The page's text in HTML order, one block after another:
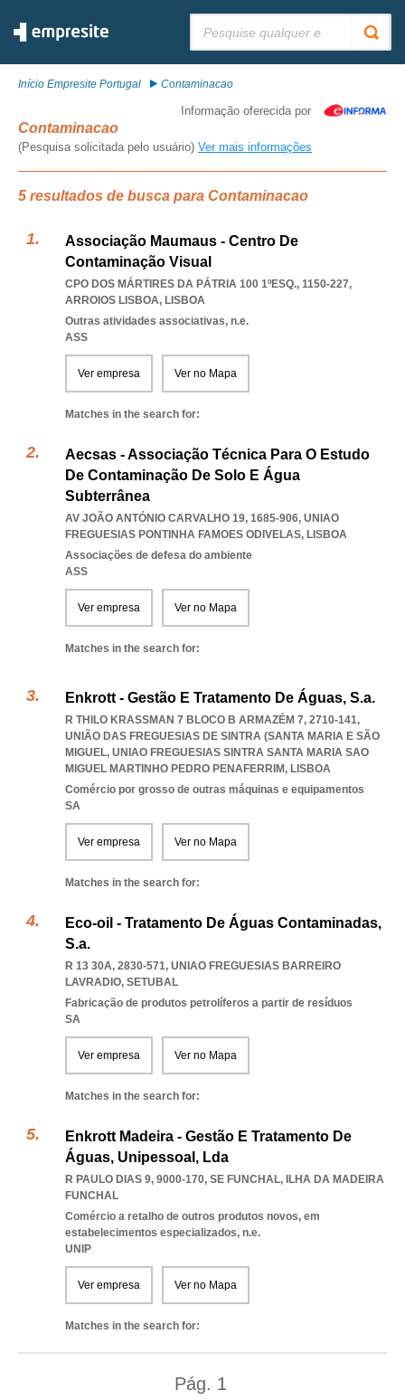
Início Empresite Portugal Contaminacao
Informação oferecida por
Contaminacao
(Pesquisa solicitada pelo usuário) Ver mais informações
5 resultados de busca para Contaminacao
Associação Maumaus - Centro De
Contaminação Visual
CPO DOS MÁRTIRES DA PÁTRIA 100 1ºESQ., 1150-227,
ARROIOS LISBOA, LISBOA
Outras atividades associativas, n.e.
ASS
Ver empresa Ver no Mapa
Matches in the search for:
Aecsas - Associação Técnica Para O Estudo
De Contaminação De Solo E Água
Subterrânea
AV JOÃO ANTÓNIO CARVALHO 19, 1685-906, UNIAO
FREGUESIAS PONTINHA FAMOES ODIVELAS, LISBOA
Associações de defesa do ambiente
ASS
Ver empresa Ver no Mapa
Matches in the search for:
Enkrott - Gestão E Tratamento De Águas, S.a.
R THILO KRASSMAN 7 BLOCO B ARMAZÉM 7, 2710-141,
UNIÃO DAS FREGUESIAS DE SINTRA (SANTA MARIA E SÃO
MIGUEL, UNIAO FREGUESIAS SINTRA SANTA MARIA SAO
MIGUEL MARTINHO PEDRO PENAFERRIM, LISBOA
Comércio por grosso de outras máquinas e equipamentos
SA
Ver empresa Ver no Mapa
Matches in the search for:
Eco-oil - Tratamento De Águas Contaminadas,
S.a.
R 13 30A, 2830-571, UNIAO FREGUESIAS BARREIRO
LAVRADIO, SETUBAL
Fabricação de produtos petrolíferos a partir de resíduos
SA
Ver empresa Ver no Mapa
Matches in the search for:
Enkrott Madeira - Gestão E Tratamento De
Águas, Unipessoal, Lda
R PAULO DIAS 9, 9000-170, SE FUNCHAL, ILHA DA MADEIRA
FUNCHAL
Comércio a retalho de outros produtos novos, em
estabelecimentos especializados, n.e.
UNIP
Ver empresa Ver no Mapa
Matches in the search for:
Pág. 1